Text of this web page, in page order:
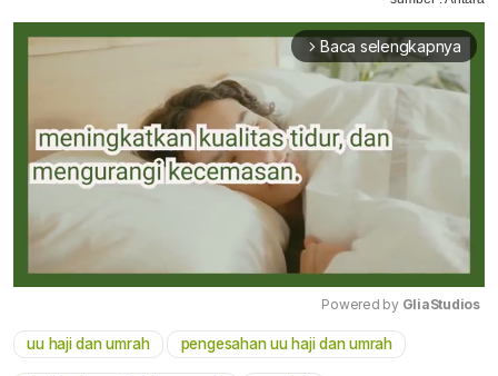
arrow_forward_ios Baca selengkapnya
Mute
Powered by GliaStudios
uu haji dan umrah pengesahan uu haji dan umrah